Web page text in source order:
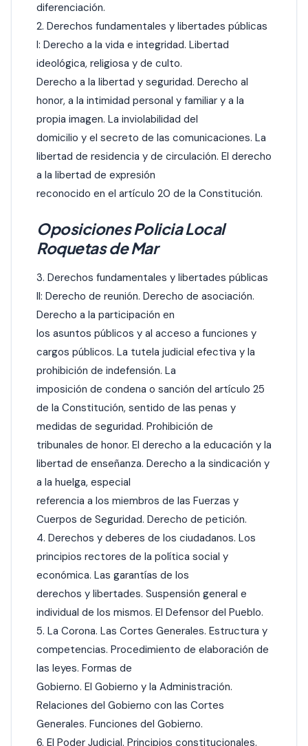
diferenciación.
2. Derechos fundamentales y libertades públicas
I: Derecho a la vida e integridad. Libertad
ideológica, religiosa y de culto.
Derecho a la libertad y seguridad. Derecho al
honor, a la intimidad personal y familiar y a la
propia imagen. La inviolabilidad del
domicilio y el secreto de las comunicaciones. La
libertad de residencia y de circulación. El derecho
a la libertad de expresión
reconocido en el artículo 20 de la Constitución.
Oposiciones Policia Local
Roquetas de Mar
3. Derechos fundamentales y libertades públicas
II: Derecho de reunión. Derecho de asociación.
Derecho a la participación en
los asuntos públicos y al acceso a funciones y
cargos públicos. La tutela judicial efectiva y la
prohibición de indefensión. La
imposición de condena o sanción del artículo 25
de la Constitución, sentido de las penas y
medidas de seguridad. Prohibición de
tribunales de honor. El derecho a la educación y la
libertad de enseñanza. Derecho a la sindicación y
a la huelga, especial
referencia a los miembros de las Fuerzas y
Cuerpos de Seguridad. Derecho de petición.
4. Derechos y deberes de los ciudadanos. Los
principios rectores de la política social y
económica. Las garantías de los
derechos y libertades. Suspensión general e
individual de los mismos. El Defensor del Pueblo.
5. La Corona. Las Cortes Generales. Estructura y
competencias. Procedimiento de elaboración de
las leyes. Formas de
Gobierno. El Gobierno y la Administración.
Relaciones del Gobierno con las Cortes
Generales. Funciones del Gobierno.
6. El Poder Judicial. Principios constitucionales.